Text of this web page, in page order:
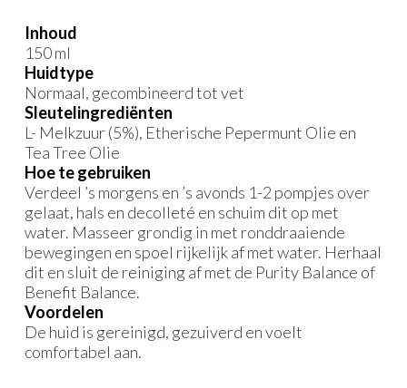
Inhoud
150 ml
Huidtype
Normaal, gecombineerd tot vet
Sleutelingrediënten
L- Melkzuur (5%), Etherische Pepermunt Olie en
Tea Tree Olie
Hoe te gebruiken
Verdeel ’s morgens en ’s avonds 1-2 pompjes over
gelaat, hals en decolleté en schuim dit op met
water. Masseer grondig in met ronddraaiende
bewegingen en spoel rijkelijk af met water. Herhaal
dit en sluit de reiniging af met de Purity Balance of
Benefit Balance.
Voordelen
De huid is gereinigd, gezuiverd en voelt
comfortabel aan.